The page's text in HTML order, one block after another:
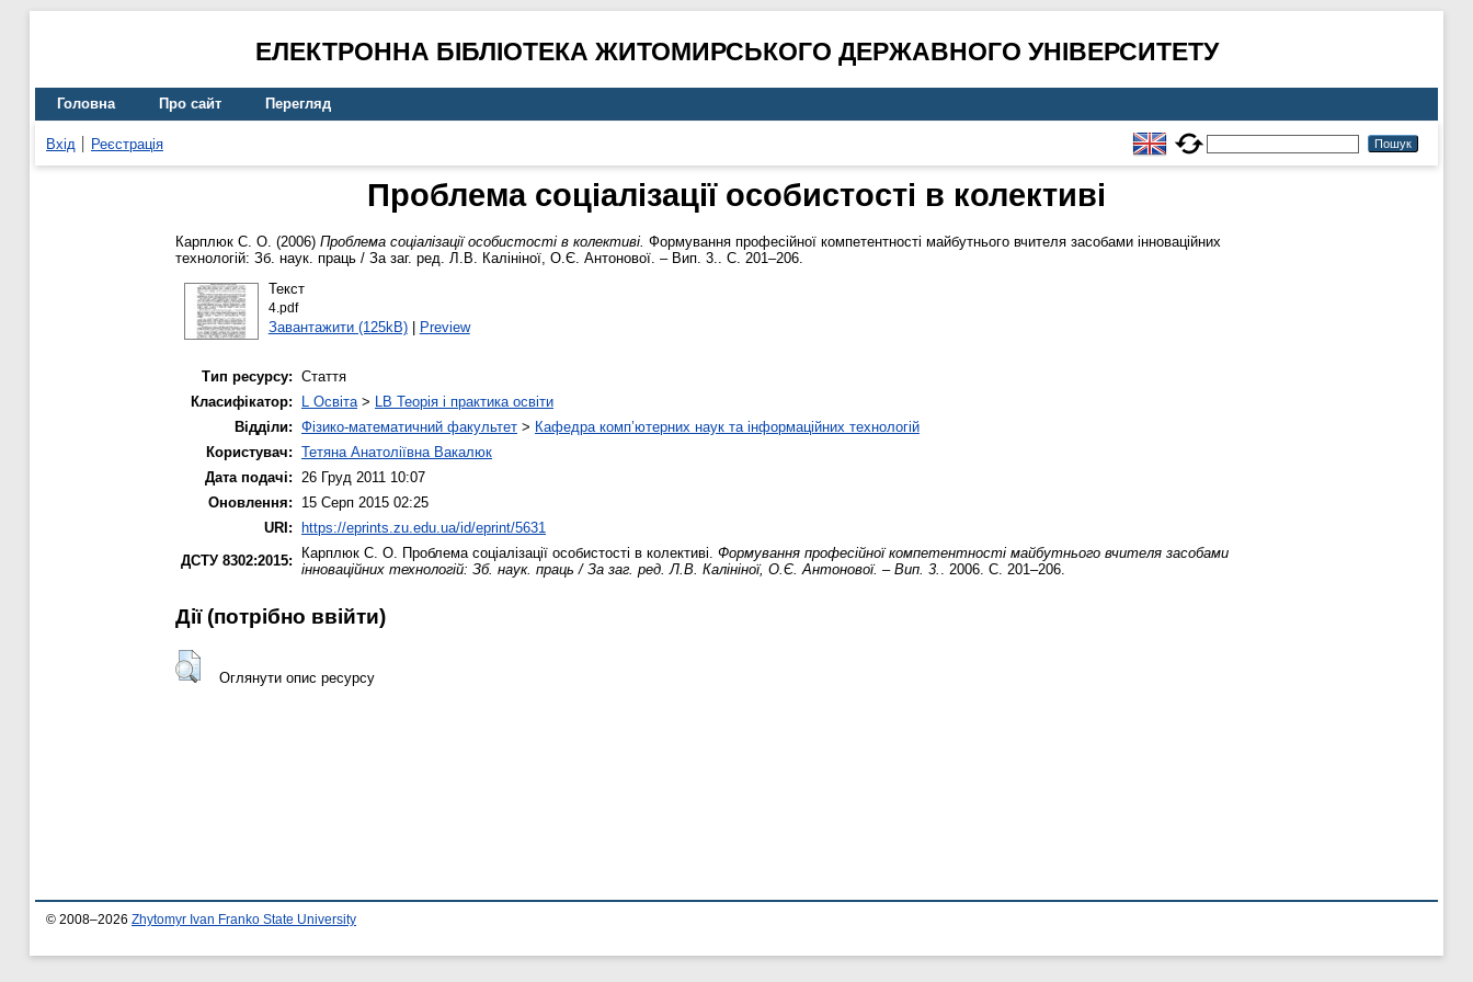
ЕЛЕКТРОННА БІБЛІОТЕКА ЖИТОМИРСЬКОГО ДЕРЖАВНОГО УНІВЕРСИТЕТУ
Головна Про сайт Перегляд
Вхід Реєстрація
Проблема соціалізації особистості в колективі
Карплюк С. О. (2006) Проблема соціалізації особистості в колективі. Формування професійної компетентності майбутнього вчителя засобами інноваційних
технологій: Зб. наук. праць / За заг. ред. Л.В. Калініної, О.Є. Антонової. – Вип. 3.. С. 201–206.
Текст
4.pdf
Завантажити (125kB)| Preview
Тип ресурсу: Стаття
Класифікатор:
L Освіта> LB Теорія і практика освіти
Відділи: Фізико-математичний факультет > Кафедра комп’ютерних наук та інформаційних технологій
Користувач: Тетяна Анатоліївна Вакалюк
Дата подачі: 26 Груд 2011 10:07
Оновлення:
15 Серп 2015 02:25
URI:
https://eprints.zu.edu.ua/id/eprint/5631
ДСТУ 8302:2015:
Карплюк С. О. Проблема соціалізації особистості в колективі. Формування професійної компетентності майбутнього вчителя засобами
інноваційних технологій: Зб. наук. праць / За заг. ред. Л.В. Калініної, О.Є. Антонової. – Вип. 3. . 2006. С. 201–206.
Дії ​​(потрібно ввійти)
Оглянути опис ресурсу
© 2008–2026 Zhytomyr Ivan Franko State University